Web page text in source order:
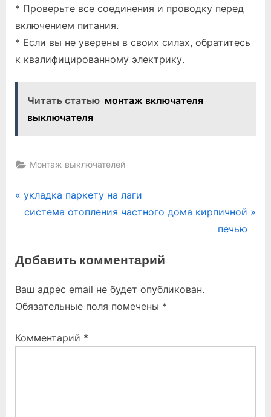
* Проверьте все соединения и проводку перед
включением питания.
* Если вы не уверены в своих силах, обратитесь
к квалифицированному электрику.
Читать статью монтаж включателя
выключателя
Монтаж выключателей
Навигация
P
r
i
u
s
o
укладка паркету на лаги
N
t
o
s
:
система отопления частного дома кирпичной
печью
Добавить комментарий
Ваш адрес email не будет опубликован.
Обязательные поля помечены *
Комментарий *